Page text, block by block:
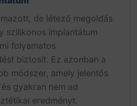
de létező megoldás
szilikonos implantátum
folyamatos
biztosít. Ez azonban a
módszer, amely jelentős
gyakran nem ad
eredményt.